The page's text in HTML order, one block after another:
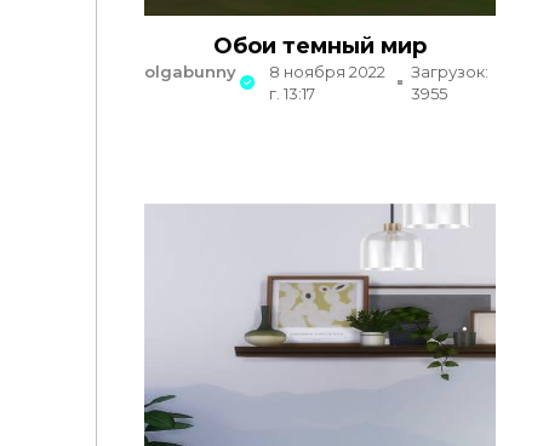
Обои темный мир
olgabunny
8 ноября 2022
г. 13:17
Загрузок:
3955